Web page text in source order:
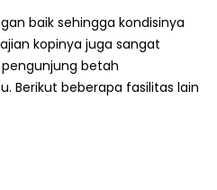
baik sehingga kondisinya
kopinya juga sangat
betah
Berikut beberapa fasilitas lain